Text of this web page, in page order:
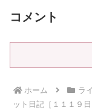
コメント
ホーム ラ
ット日記［１１１９日